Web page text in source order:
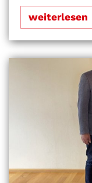
weiterlesen